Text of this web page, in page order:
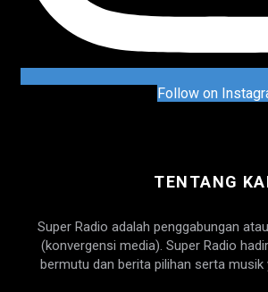
Follow on
TENTANG
Super Radio adalah penggabungan
(konvergensi media). Super Radio
bermutu dan berita pilihan serta musik